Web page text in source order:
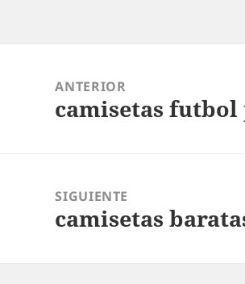
entradas
ANTERIOR
Entrada
camisetas futbol
SIGUIENTE
Entrada
camisetas